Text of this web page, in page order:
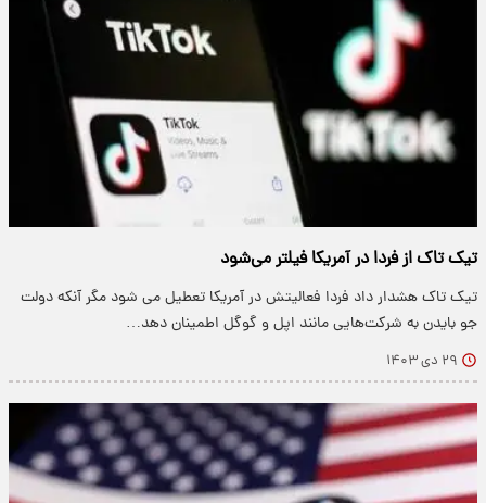
تیک تاک از فردا در آمریکا فیلتر می‌شود
تیک تاک هشدار داد فردا فعالیتش در آمریکا تعطیل می شود مگر آنکه دولت
جو بایدن به شرکت‌هایی مانند اپل و گوگل اطمینان دهد…
۲۹ دی ۱۴۰۳